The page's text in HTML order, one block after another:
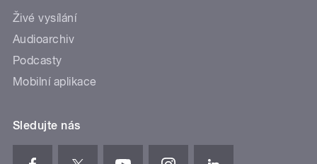
Živé vysílání
Audioarchiv
Podcasty
Mobilní aplikace
Sledujte nás